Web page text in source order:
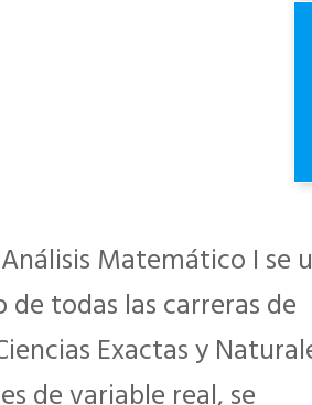
Matemático I
todas las carreras de
Exactas y